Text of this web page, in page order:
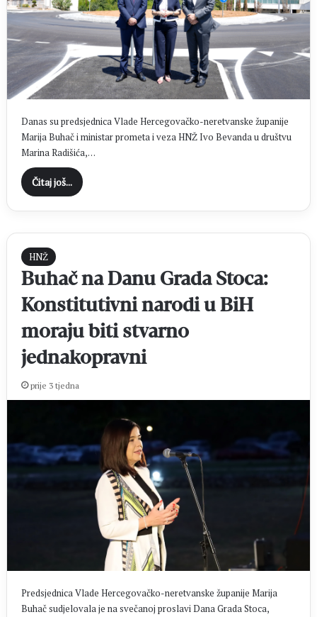
Danas su predsjednica Vlade Hercegovačko-neretvanske županije
Marija Buhač i ministar prometa i veza HNŽ Ivo Bevanda u društvu
Marina Radišića,…
Čitaj još...
HNŽ
Buhač na Danu Grada Stoca:
Konstitutivni narodi u BiH
moraju biti stvarno
jednakopravni
prije 3 tjedna
Predsjednica Vlade Hercegovačko-neretvanske županije Marija
Buhač sudjelovala je na svečanoj proslavi Dana Grada Stoca,